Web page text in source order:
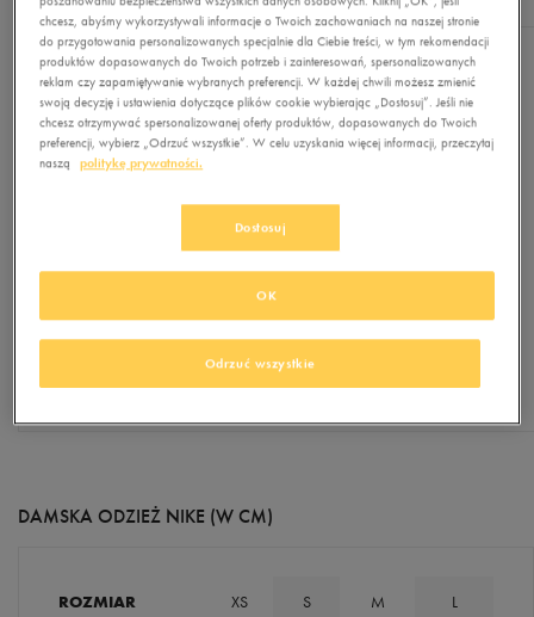
ROZMIAR M L XL XXL
WZROST 178 183 188 193
96-104 104-112
OBWÓD
96-104 104-112
DAMSKA ODZIEŻ NIKE (W CM)
ROZMIAR XS S M L
chcesz, abyśmy wykorzystywali informacje o Twoich zachowaniach na naszej stronie
do przygotowania personalizowanych specjalnie dla Ciebie treści, w tym rekomendacji
produktów dopasowanych do Twoich potrzeb i zainteresowań, spersonalizowanych
reklam czy zapamiętywanie wybranych preferencji. W każdej chwili możesz zmienić
swoją decyzję i ustawienia dotyczące plików cookie wybierając „Dostosuj”. Jeśli nie
chcesz otrzymywać spersonalizowanej oferty produktów, dopasowanych do Twoich
preferencji, wybierz „Odrzuć wszystkie”. W celu uzyskania więcej informacji, przeczytaj
naszą
politykę prywatności.
Dostosuj
Odrzuć wszystkie
OK